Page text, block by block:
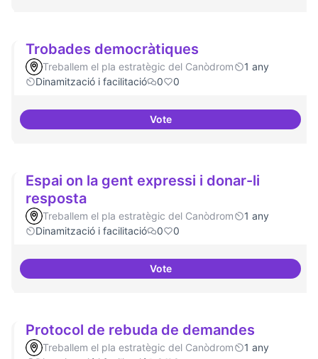
Trobades democràtiques
Treballem el pla estratègic del Canòdrom
1 any
Dinamització i facilitació
0 0
VoteTrobades democràtiques
Espai on la gent expressi i donar-li
resposta
Treballem el pla estratègic del Canòdrom
1 any
Dinamització i facilitació
0 0
VoteEspai on la gent expressi i
Protocol de rebuda de demandes
Treballem el pla estratègic del Canòdrom
1 any